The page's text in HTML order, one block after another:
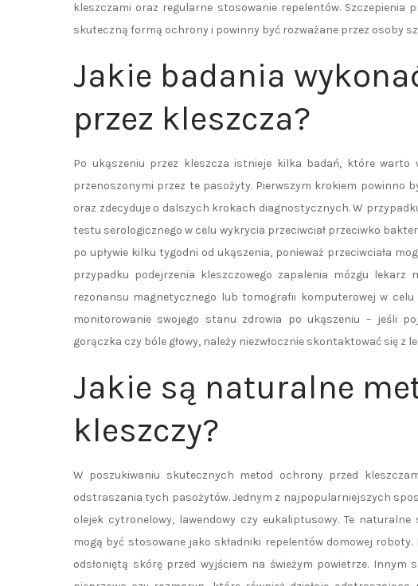
kleszczami oraz regularne stosowanie repelentów. Szczepienia
skuteczną formą ochrony i powinny być rozważane przez osoby
Jakie badania
przez kleszcza?
Po ukąszeniu przez kleszcza istnieje kilka badań, które
przenoszonymi przez te pasożyty. Pierwszym krokiem powinno
oraz zdecyduje o dalszych krokach diagnostycznych. W
testu serologicznego w celu wykrycia przeciwciał przeciwko
po upływie kilku tygodni od ukąszenia, ponieważ przeciwciała
przypadku podejrzenia kleszczowego zapalenia mózgu lekarz
rezonansu magnetycznego lub tomografii komputerowej w
monitorowanie swojego stanu zdrowia po ukąszeniu – jeśli
gorączka czy bóle głowy, należy niezwłocznie skontaktować się z
Jakie są naturalne
kleszczy?
W poszukiwaniu skutecznych metod ochrony przed
odstraszania tych pasożytów. Jednym z najpopularniejszych
olejek cytronelowy, lawendowy czy eukaliptusowy. Te
mogą być stosowane jako składniki repelentów domowej
odsłoniętą skórę przed wyjściem na świeżym powietrze.